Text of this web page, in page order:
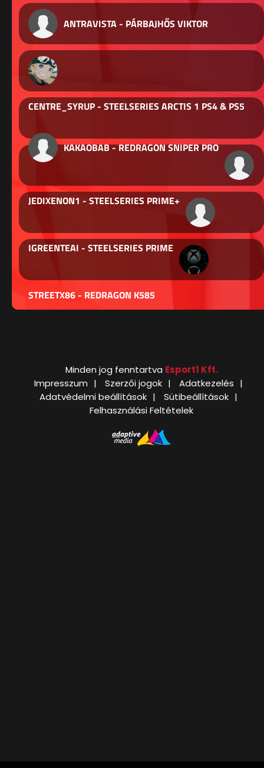
ANTRAVISTA - PÁRBAJHŐS VIKTOR
CENTRE_SYRUP - STEELSERIES ARCTIS 1 PS4 & PS5
KAKAOBAB - REDRAGON SNIPER PRO
JEDIXENON1 - STEELSERIES PRIME+
IGREENTEAI - STEELSERIES PRIME
STREETX86 - REDRAGON K585
Minden jog fenntartva Esport1 Kft.
Impresszum
Szerzői jogok
Adatkezelés
Adatvédelmi beállítások
Sütibeállítások
Felhasználási Feltételek